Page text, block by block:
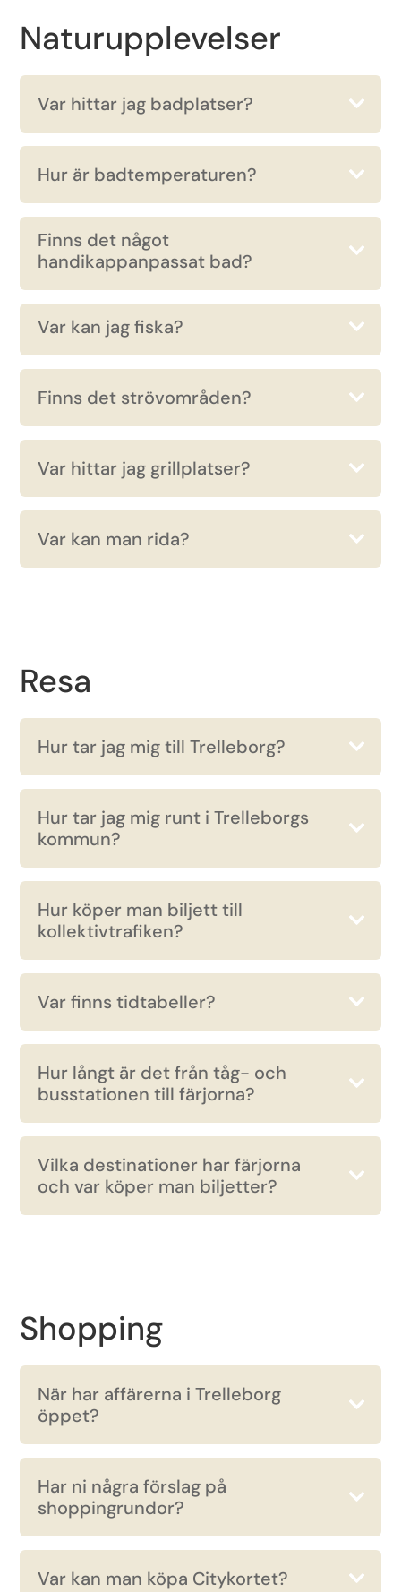
Naturupplevelser
Var hittar jag badplatser?
Hur är badtemperaturen?
Finns det något
handikappanpassat bad?
Var kan jag fiska?
Finns det strövområden?
Var hittar jag grillplatser?
Var kan man rida?
Resa
Hur tar jag mig till Trelleborg?
Hur tar jag mig runt i Trelleborgs
kommun?
Hur köper man biljett till
kollektivtrafiken?
Var finns tidtabeller?
Hur långt är det från tåg- och
busstationen till färjorna?
Vilka destinationer har färjorna
och var köper man biljetter?
Shopping
När har affärerna i Trelleborg
öppet?
Har ni några förslag på
shoppingrundor?
Var kan man köpa Citykortet?